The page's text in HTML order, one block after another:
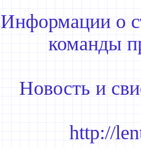
Информации о
команды
Новость и
http://